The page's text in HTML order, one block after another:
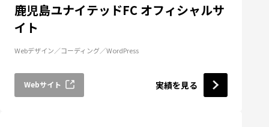
鹿児島ユナイテッドFC オフィシャルサ
イト
Webデザイン コーディング WordPress
Webサイト 実績を見る